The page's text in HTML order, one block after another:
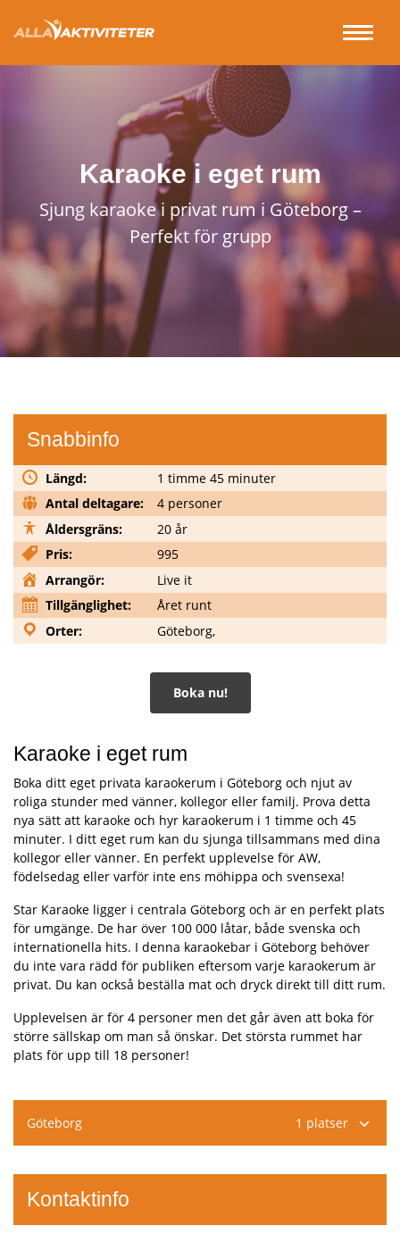
Karaoke i eget rum
Sjung karaoke i privat rum i Göteborg –
Perfekt för grupp
Snabbinfo
Längd:
1 timme 45 minuter
Antal deltagare:
4 personer
Åldersgräns:
20 år
Pris:
995
Arrangör:
Live it
Tillgänglighet:
Året runt
Orter:
Göteborg,
Boka nu!
Karaoke i eget rum
Boka ditt eget privata karaokerum i Göteborg och njut av
roliga stunder med vänner, kollegor eller familj. Prova detta
nya sätt att karaoke och hyr karaokerum i 1 timme och 45
minuter. I ditt eget rum kan du sjunga tillsammans med dina
kollegor eller vänner. En perfekt upplevelse för AW,
födelsedag eller varför inte ens möhippa och svensexa!
Star Karaoke ligger i centrala Göteborg och är en perfekt plats
för umgänge. De har över 100 000 låtar, både svenska och
internationella hits. I denna karaokebar i Göteborg behöver
du inte vara rädd för publiken eftersom varje karaokerum är
privat. Du kan också beställa mat och dryck direkt till ditt rum.
Upplevelsen är för 4 personer men det går även att boka för
större sällskap om man så önskar. Det största rummet har
plats för upp till 18 personer!
Göteborg 1 platser
Kontaktinfo